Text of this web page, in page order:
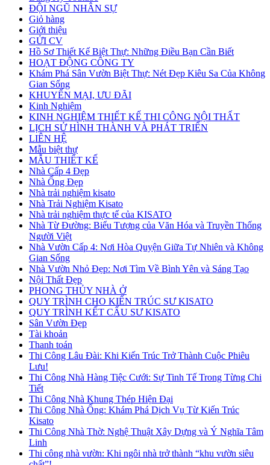
ĐỘI NGŨ NHÂN SỰ
Giỏ hàng
Giới thiệu
GỬI CV
Hồ Sơ Thiết Kế Biệt Thự: Những Điều Bạn Cần Biết
HOẠT ĐỘNG CÔNG TY
Khám Phá Sân Vườn Biệt Thự: Nét Đẹp Kiêu Sa Của Không
Gian Sống
KHUYẾN MẠI, ƯU ĐÃI
Kinh Nghiệm
KINH NGHIỆM THIẾT KẾ THI CÔNG NỘI THẤT
LỊCH SỬ HÌNH THÀNH VÀ PHÁT TRIỂN
LIÊN HỆ
Mẫu biệt thự
MẪU THIẾT KẾ
Nhà Cấp 4 Đẹp
Nhà Ống Đẹp
Nhà trải nghiệm kisato
Nhà Trải Nghiệm Kisato
Nhà trải nghiệm thực tế của KISATO
Nhà Từ Đường: Biểu Tượng của Văn Hóa và Truyền Thống
Người Việt
Nhà Vườn Cấp 4: Nơi Hòa Quyện Giữa Tự Nhiên và Không
Gian Sống
Nhà Vườn Nhỏ Đẹp: Nơi Tìm Về Bình Yên và Sáng Tạo
Nội Thất Đẹp
PHONG THỦY NHÀ Ở
QUY TRÌNH CHO KIẾN TRÚC SƯ KISATO
QUY TRÌNH KẾT CẤU SƯ KISATO
Sân Vườn Đẹp
Tài khoản
Thanh toán
Thi Công Lâu Đài: Khi Kiến Trúc Trở Thành Cuộc Phiêu
Lưu!
Thi Công Nhà Hàng Tiệc Cưới: Sự Tinh Tế Trong Từng Chi
Tiết
Thi Công Nhà Khung Thép Hiện Đại
Thi Công Nhà Ống: Khám Phá Dịch Vụ Từ Kiến Trúc
Kisato
Thi Công Nhà Thờ: Nghệ Thuật Xây Dựng và Ý Nghĩa Tâm
Linh
Thi công nhà vườn: Khi ngôi nhà trở thành “khu vườn siêu